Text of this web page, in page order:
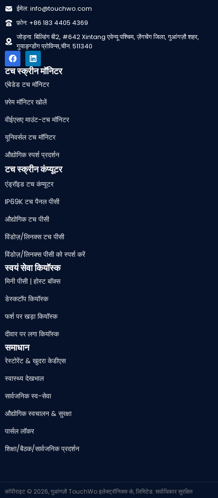
ईमेल: info@touchwo.com
फ़ोन: +86 183 4405 4369
जोड़ना: बिल्डिंग बी2, #642 Xintang एवेन्यू पश्चिम, ज़ेंगचेंग जिला, गुआंगज़ौ शहर,
गुयाङ्ग्डोंग प्रोविन्स,चीन. 511340
टच स्क्रीन मॉनिटर
एंबेडेड टच मॉनिटर
फ़्रेम मॉनिटर खोलें
वीईएसए माउंट-टच मॉनिटर
यूनिवर्सल टच मॉनिटर
औद्योगिक स्पर्श प्रदर्शन
टच स्क्रीन कंप्यूटर
एंड्रॉइड टच कंप्यूटर
IP69K टच पैनल पीसी
औद्योगिक टच पीसी
विंडोज़/लिनक्स टच पीसी
विंडोज़/लिनक्स पीसी को स्पर्श करें
स्वयं सेवा कियॉस्क
मिनी पीसी | होस्ट बॉक्स
डेस्कटॉप कियॉस्क
फर्श पर खड़ा कियॉस्क
दीवार पर लगा कियॉस्क
समाधान
रेस्टोरेंट & खुदरा केडीएस
स्वास्थ्य देखभाल
सार्वजनिक स्व-सेवा
औद्योगिक स्वचालन & सुरक्षा
पार्सल लॉकर
शिक्षा/बैठक/सार्वजनिक प्रदर्शन
कॉपीराइट © 2026, गुआंगज़ौ TouchWo इलेक्ट्रॉनिक्स कं, लिमिटेड. सर्वाधिकार सुरक्षित